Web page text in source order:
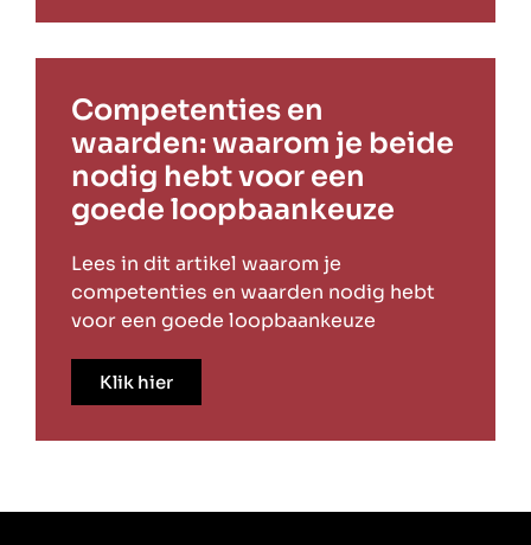
Competenties en
waarden: waarom je beide
nodig hebt voor een
goede loopbaankeuze
Lees in dit artikel waarom je
competenties en waarden nodig hebt
voor een goede loopbaankeuze
Klik hier